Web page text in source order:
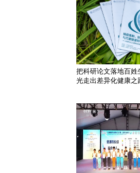
把科研论文落地百姓
光走出差异化健康之